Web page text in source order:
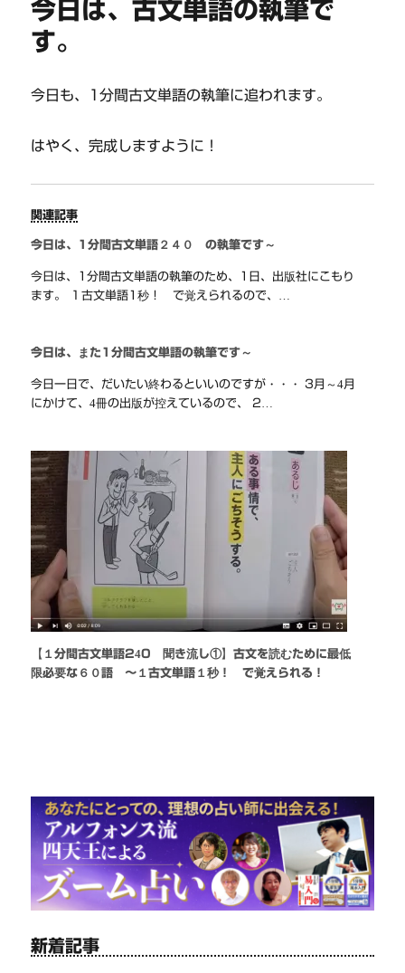
今日は、古文単語の執筆で
す。
今日も、1分間古文単語の執筆に追われます。
はやく、完成しますように！
関連記事
今日は、1分間古文単語２４０ の執筆です～
今日は、1分間古文単語の執筆のため、1日、出版社にこもり
ます。 １古文単語1秒！ で覚えられるので、…
今日は、また1分間古文単語の執筆です～
今日一日で、だいたい終わるといいのですが・・・ 3月～4月
にかけて、4冊の出版が控えているので、 2…
【１分間古文単語240 聞き流し①】古文を読むために最低
限必要な６０語 〜１古文単語１秒！ で覚えられる！
新着記事